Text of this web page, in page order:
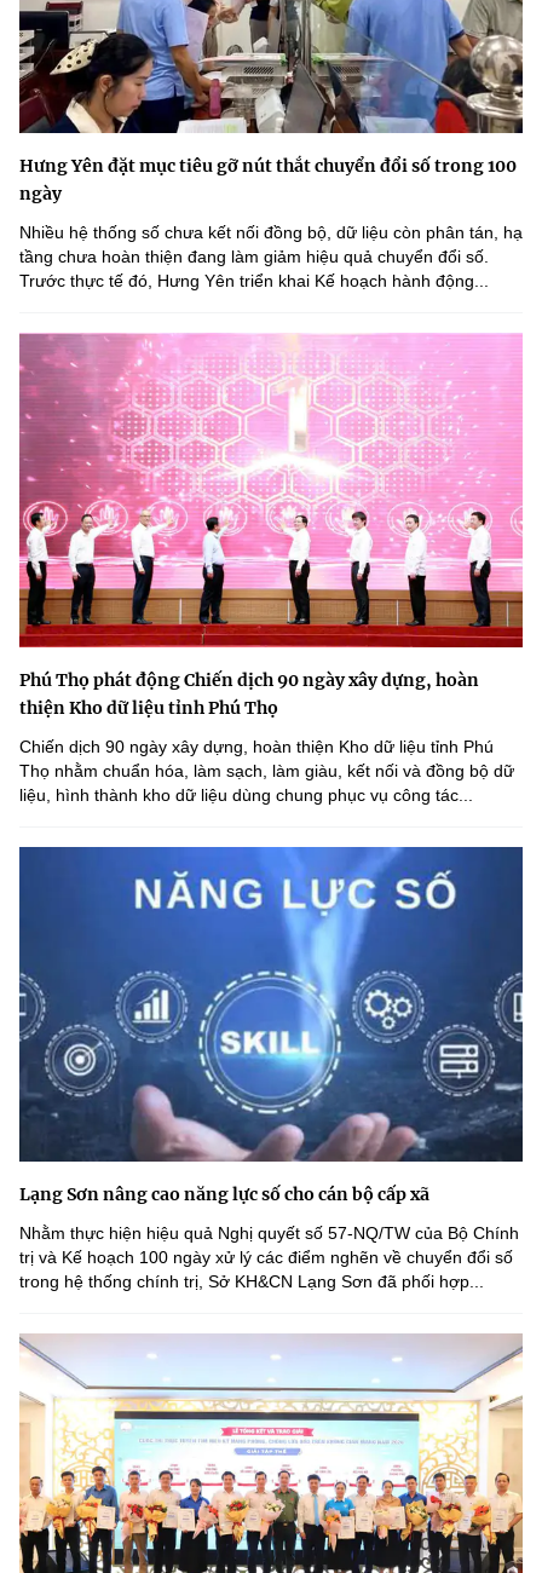
Hưng Yên đặt mục tiêu gỡ nút thắt chuyển đổi số trong 100
ngày
Nhiều hệ thống số chưa kết nối đồng bộ, dữ liệu còn phân tán, hạ
tầng chưa hoàn thiện đang làm giảm hiệu quả chuyển đổi số.
Trước thực tế đó, Hưng Yên triển khai Kế hoạch hành động...
Phú Thọ phát động Chiến dịch 90 ngày xây dựng, hoàn
thiện Kho dữ liệu tỉnh Phú Thọ
Chiến dịch 90 ngày xây dựng, hoàn thiện Kho dữ liệu tỉnh Phú
Thọ nhằm chuẩn hóa, làm sạch, làm giàu, kết nối và đồng bộ dữ
liệu, hình thành kho dữ liệu dùng chung phục vụ công tác...
Lạng Sơn nâng cao năng lực số cho cán bộ cấp xã
Nhằm thực hiện hiệu quả Nghị quyết số 57-NQ/TW của Bộ Chính
trị và Kế hoạch 100 ngày xử lý các điểm nghẽn về chuyển đổi số
trong hệ thống chính trị, Sở KH&CN Lạng Sơn đã phối hợp...